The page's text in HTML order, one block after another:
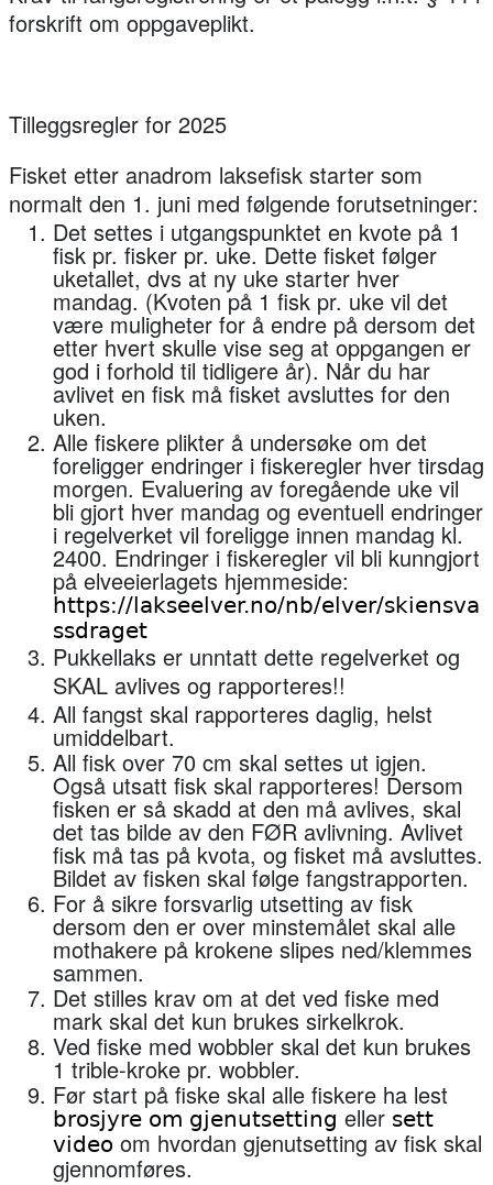
forskrift om oppgaveplikt.
Tilleggsregler for 2025
Fisket etter anadrom laksefisk starter som
normalt den 1. juni med følgende forutsetninger:
Det settes i utgangspunktet en kvote på 1
fisk pr. fisker pr. uke. Dette fisket følger
uketallet, dvs at ny uke starter hver
mandag. (Kvoten på 1 fisk pr. uke vil det
være muligheter for å endre på dersom det
etter hvert skulle vise seg at oppgangen er
god i forhold til tidligere år). Når du har
avlivet en fisk må fisket avsluttes for den
uken.
Alle fiskere plikter å undersøke om det
foreligger endringer i fiskeregler hver tirsdag
morgen. Evaluering av foregående uke vil
bli gjort hver mandag og eventuell endringer
i regelverket vil foreligge innen mandag kl.
2400. Endringer i fiskeregler vil bli kunngjort
på elveeierlagets hjemmeside:
https://lakseelver.no/nb/elver/skiensva
ssdraget
Pukkellaks er unntatt dette regelverket og
SKAL avlives og rapporteres!!
All fangst skal rapporteres daglig, helst
umiddelbart.
All fisk over 70 cm skal settes ut igjen.
Også utsatt fisk skal rapporteres!Dersom
fisken er så skadd at den må avlives, skal
det tas bilde av den FØR avlivning. Avlivet
fisk må tas på kvota, og fisket må avsluttes.
Bildet av fisken skal følge fangstrapporten.
For å sikre forsvarlig utsetting av fisk
dersom den er over minstemålet skal alle
mothakere på krokene slipes ned/klemmes
sammen.
Det stilles krav om at det ved fiske med
mark skal det kun brukes sirkelkrok.
Ved fiske med wobbler skal det kun brukes
1 trible-kroke pr. wobbler.
Før start på fiske skal alle fiskere ha lest
brosjyre om gjenutsetting eller sett
video om hvordan gjenutsetting av fisk skal
gjennomføres.